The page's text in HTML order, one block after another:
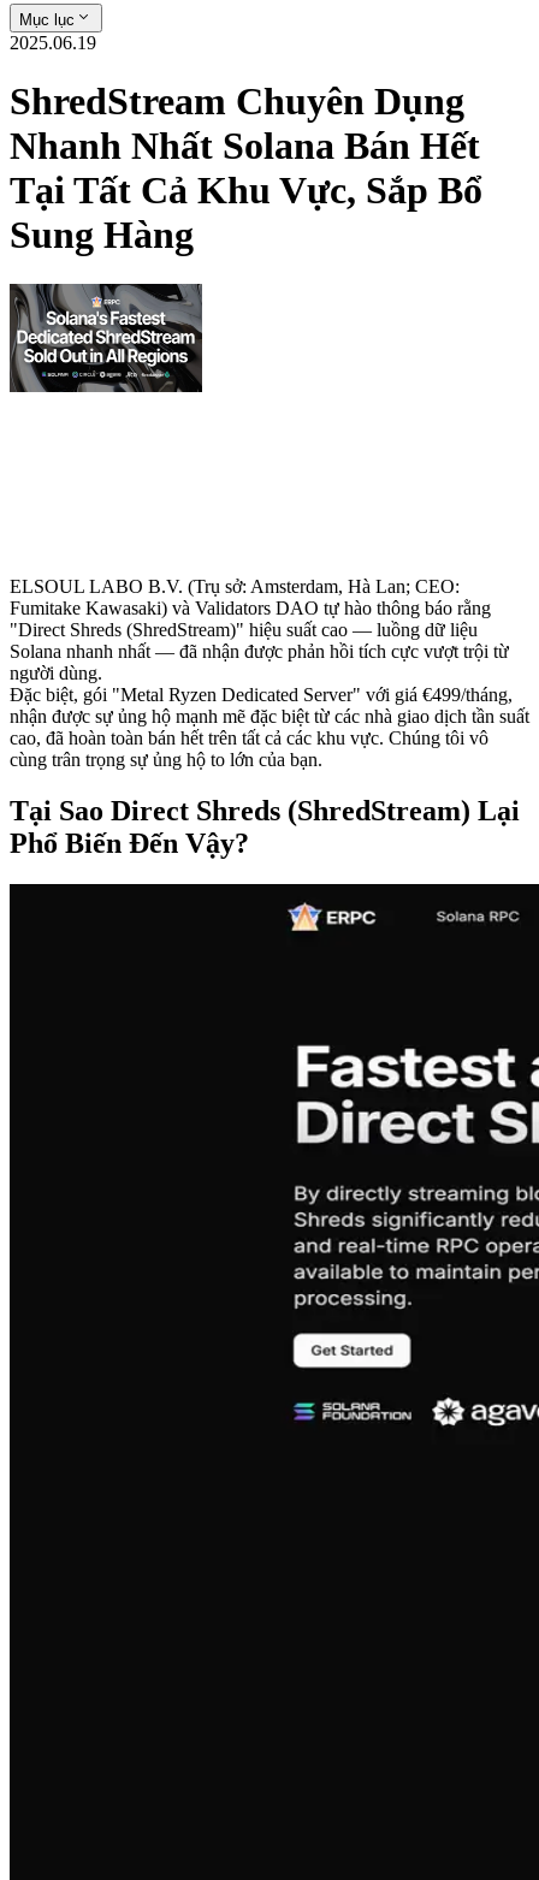
Mục lục
2025.06.19
ShredStream Chuyên Dụng
Nhanh Nhất Solana Bán Hết
Tại Tất Cả Khu Vực, Sắp Bổ
Sung Hàng
ELSOUL LABO B.V. (Trụ sở: Amsterdam, Hà Lan; CEO:
Fumitake Kawasaki) và Validators DAO tự hào thông báo rằng
"Direct Shreds (ShredStream)" hiệu suất cao — luồng dữ liệu
Solana nhanh nhất — đã nhận được phản hồi tích cực vượt trội từ
người dùng.
Đặc biệt, gói "Metal Ryzen Dedicated Server" với giá €499/tháng,
nhận được sự ủng hộ mạnh mẽ đặc biệt từ các nhà giao dịch tần suất
cao, đã hoàn toàn bán hết trên tất cả các khu vực. Chúng tôi vô
cùng trân trọng sự ủng hộ to lớn của bạn.
Tại Sao Direct Shreds (ShredStream) Lại
Phổ Biến Đến Vậy?